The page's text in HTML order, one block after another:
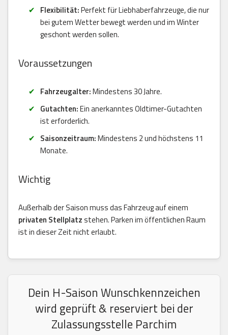
Flexibilität:Perfekt für Liebhaberfahrzeuge, die nur
bei gutem Wetter bewegt werden und im Winter
geschont werden sollen.
Voraussetzungen
Fahrzeugalter:Mindestens 30 Jahre.
Gutachten:Ein anerkanntes Oldtimer-Gutachten
ist erforderlich.
Saisonzeitraum:Mindestens 2 und höchstens 11
Monate.
Wichtig
Außerhalb der Saison muss das Fahrzeug auf einem
privaten Stellplatzstehen. Parken im öffentlichen Raum
ist in dieser Zeit nicht erlaubt.
Dein H-Saison Wunschkennzeichen
wird geprüft & reserviert bei der
Zulassungsstelle Parchim